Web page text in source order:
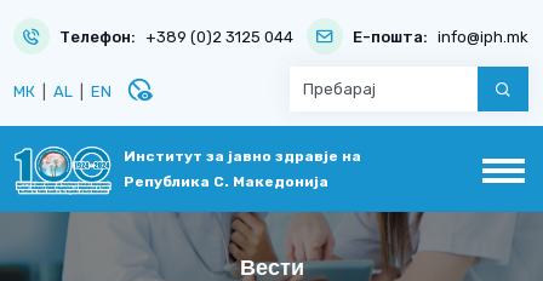
Телефон: +389 (0)2 3125 044 Е-пошта: info@iph.mk
МК AL EN disabled_visible
Институт за јавно здравје на
Република С. Македонија
Вести